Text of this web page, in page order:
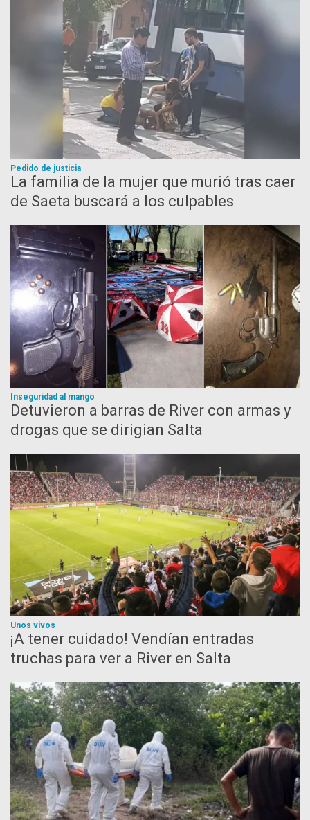
Pedido de justicia
La familia de la mujer que murió tras caer
de Saeta buscará a los culpables
Inseguridad al mango
Detuvieron a barras de River con armas y
drogas que se dirigian Salta
Unos vivos
¡A tener cuidado! Vendían entradas
truchas para ver a River en Salta